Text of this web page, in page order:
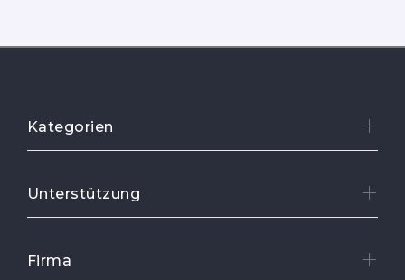
Kategorien
Unterstützung
Firma